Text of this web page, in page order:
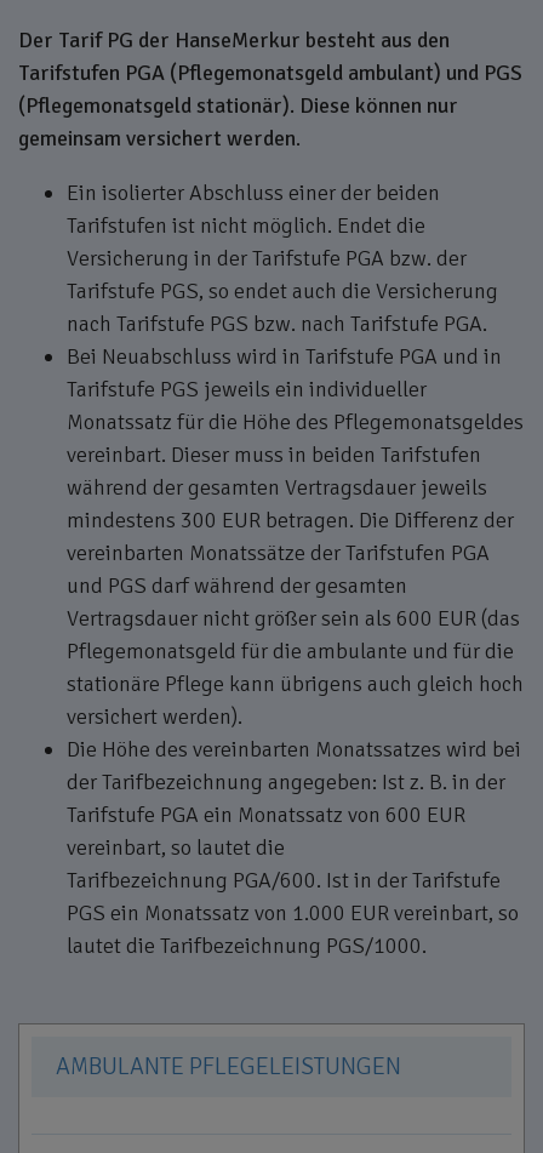
Der Tarif PG der HanseMerkur besteht aus den
Tarifstufen PGA (Pflegemonatsgeld ambulant) und PGS
(Pflegemonatsgeld stationär). Diese können nur
gemeinsam versichert werden.
Ein isolierter Abschluss einer der beiden
Tarifstufen ist nicht möglich. Endet die
Versicherung in der Tarifstufe PGA bzw. der
Tarifstufe PGS, so endet auch die Versicherung
nach Tarifstufe PGS bzw. nach Tarifstufe PGA.
Bei Neuabschluss wird in Tarifstufe PGA und in
Tarifstufe PGS jeweils ein individueller
Monatssatz für die Höhe des Pflegemonatsgeldes
vereinbart. Dieser muss in beiden Tarifstufen
während der gesamten Vertragsdauer jeweils
mindestens 300 EUR betragen. Die Differenz der
vereinbarten Monatssätze der Tarifstufen PGA
und PGS darf während der gesamten
Vertragsdauer nicht größer sein als 600 EUR (das
Pflege­monats­geld für die ambulante und für die
statio­näre Pflege kann übrigens auch gleich hoch
versichert werden).
Die Höhe des vereinbarten Monatssatzes wird bei
der Tarifbezeichnung angegeben: Ist z. B. in der
Tarifstufe PGA ein Monatssatz von 600 EUR
vereinbart, so lautet die
Tarifbezeichnung PGA/600. Ist in der Tarifstufe
PGS ein Monatssatz von 1.000 EUR vereinbart, so
lautet die Tarifbezeichnung PGS/1000.
AMBULANTE PFLEGELEISTUNGEN